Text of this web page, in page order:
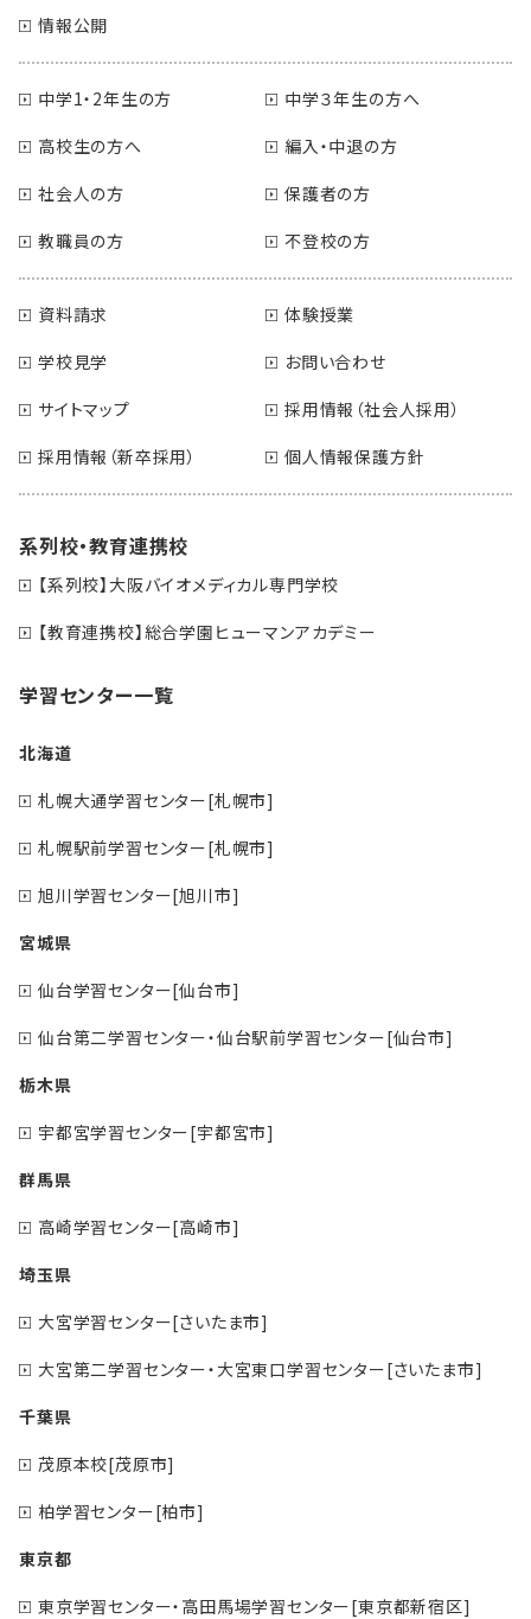
情報公開
中学1・2年生の方
中学３年生の方へ
高校生の方へ
編入・中退の方
社会人の方
保護者の方
教職員の方
不登校の方
資料請求
体験授業
学校見学
お問い合わせ
サイトマップ
採用情報（社会人採用）
採用情報（新卒採用）
個人情報保護方針
系列校・教育連携校
【系列校】大阪バイオメディカル専門学校
【教育連携校】総合学園ヒューマンアカデミー
学習センター一覧
北海道
札幌大通学習センター[札幌市]
札幌駅前学習センター[札幌市]
旭川学習センター[旭川市]
宮城県
仙台学習センター[仙台市]
仙台第二学習センター・仙台駅前学習センター[仙台市]
栃木県
宇都宮学習センター[宇都宮市]
群馬県
高崎学習センター[高崎市]
埼玉県
大宮学習センター[さいたま市]
大宮第二学習センター・大宮東口学習センター[さいたま市]
千葉県
茂原本校[茂原市]
柏学習センター[柏市]
東京都
東京学習センター・高田馬場学習センター[東京都新宿区]